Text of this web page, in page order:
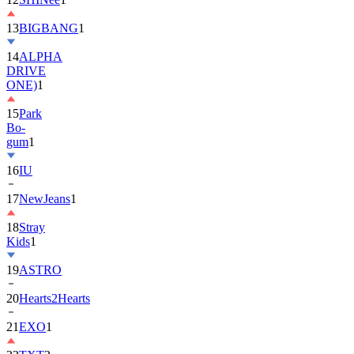
13BIGBANG1
14ALPHA
DRIVE
ONE)1
15Park
Bo-
gum1
16IU
17NewJeans1
18Stray
Kids1
19ASTRO
20Hearts2Hearts
21EXO1